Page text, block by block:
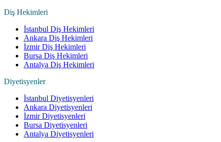
Diş Hekimleri
İstanbul Diş Hekimleri
Ankara Diş Hekimleri
İzmir Diş Hekimleri
Bursa Diş Hekimleri
Antalya Diş Hekimleri
Diyetisyenler
İstanbul Diyetisyenleri
Ankara Diyetisyenleri
İzmir Diyetisyenleri
Bursa Diyetisyenleri
Antalya Diyetisyenleri